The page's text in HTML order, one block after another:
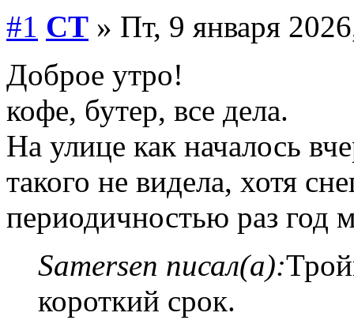
#1 СТ » Пт, 9 января
Доброе утро!
кофе, бутер, все дела.
На улице как началось
такого не видела, хотя
периодичностью раз год
Samersen писал(а):
короткий срок.